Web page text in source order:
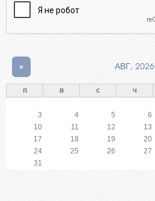
АВГ, 2026
«
п в с ч
3
4 5 6
10
11 12 13
17
18 19 20
24
25 26 27
31